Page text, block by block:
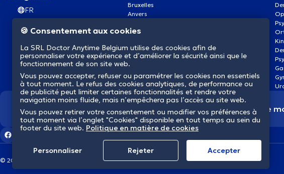
FR
Bruxelles
Anvers
Charleroi
Bruges
Namur
Louvain
Mons
Aalst Flandre-Orientale
Nous révolutionnons la santé dans le
© 2026 doctoranytime
🍪 Consentement aux cookies
La SRL Doctor Anytime Belgium utilise des cookies afin de
personnaliser votre expérience et d’améliorer la sécurité ainsi que le
fonctionnement de son site web.
Vous pouvez accepter, refuser ou paramétrer les cookies non essentiels
à tout moment. Le refus des cookies analytiques, de performance ou
de publicité peut limiter certaines fonctionnalités et rendre votre
navigation moins fluide, mais n’empêchera pas l’accès au site web.
Vous pouvez retirer votre consentement ou modifier vos préférences à
tout moment via l’onglet "Cookies" disponible en tout temps au sein du
footer du site web. Politique en matière de cookies
Personnaliser Rejeter Αccepter